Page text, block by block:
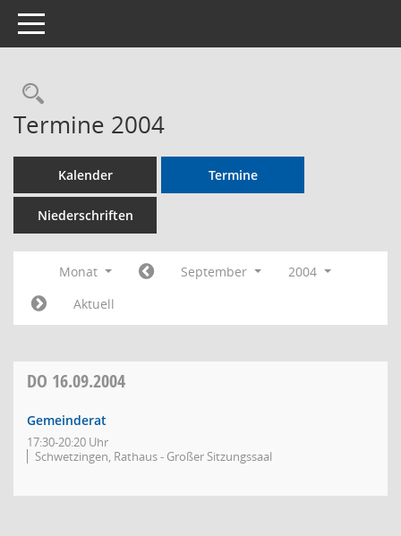
Toggle navigation
Rechercheauswahl
Termine 2004
Kalender Termine
Niederschriften
Monat September
2004
Aktuell
DO 16.09.2004
Gemeinderat
17:30-20:20 Uhr
Schwetzingen, Rathaus - Großer Sitzungssaal